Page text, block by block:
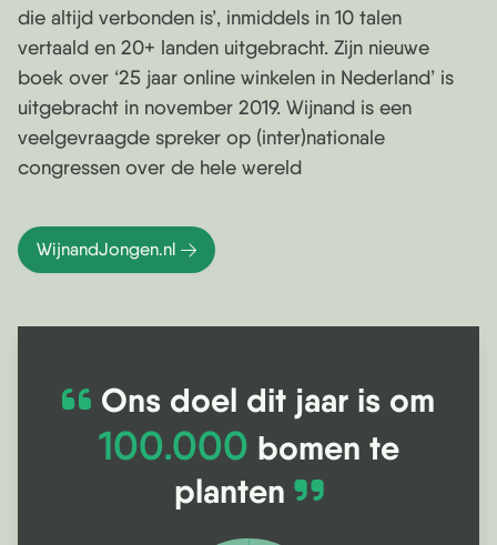
die altijd verbonden is’, inmiddels in 10 talen
vertaald en 20+ landen uitgebracht. Zijn nieuwe
boek over ‘25 jaar online winkelen in Nederland’ is
uitgebracht in november 2019. Wijnand is een
veelgevraagde spreker op (inter)nationale
congressen over de hele wereld
WijnandJongen.nl
Ons doel dit jaar is om
100.000 bomen te
planten